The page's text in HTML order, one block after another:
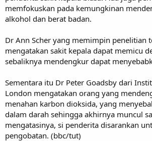
memfokuskan pada kemungkinan
alkohol dan berat badan.
Dr Ann Scher yang memimpin penelitian
mengatakan sakit kepala dapat memicu
sebaliknya mendengkur dapat
Sementara itu Dr Peter Goadsby dari
London mengatakan orang yang
menahan karbon dioksida, yang
dalam darah sehingga akhirnya muncul
mengatasinya, si penderita disarankan
pengobatan. (bbc/tut)